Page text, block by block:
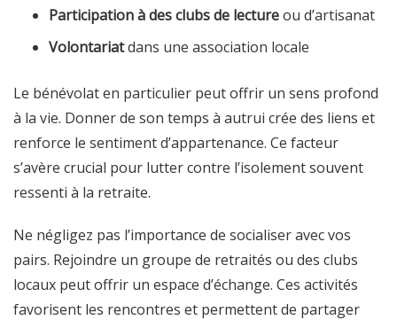
Participation à des clubs de lectureou d’artisanat
Volontariatdans une association locale
Le bénévolat en particulier peut offrir un sens profond
à la vie. Donner de son temps à autrui crée des liens et
renforce le sentiment d’appartenance. Ce facteur
s’avère crucial pour lutter contre l’isolement souvent
ressenti à la retraite.
Ne négligez pas l’importance de socialiser avec vos
pairs. Rejoindre un groupe de retraités ou des clubs
locaux peut offrir un espace d’échange. Ces activités
favorisent les rencontres et permettent de partager